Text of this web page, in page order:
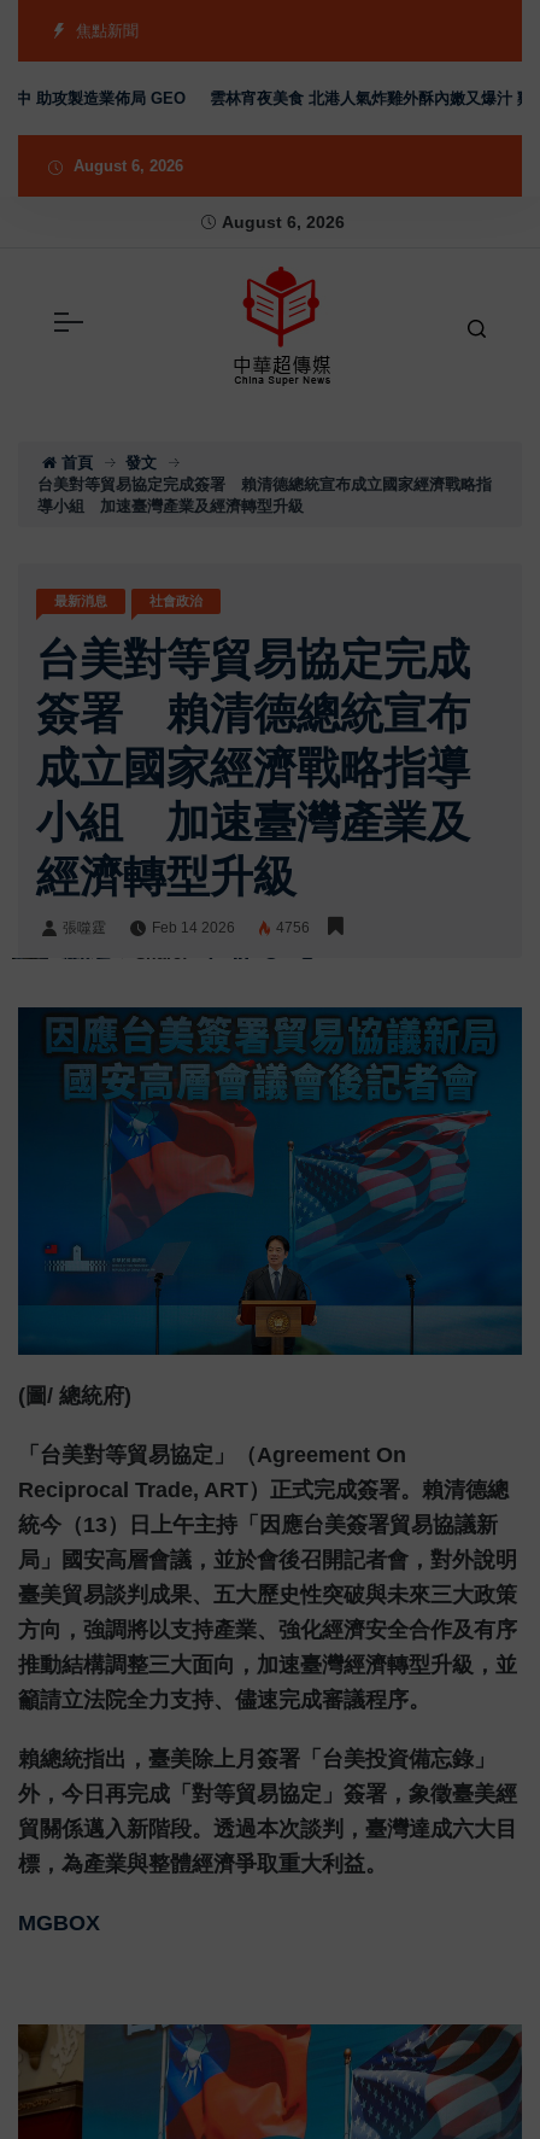
焦點新聞
製造業佈局 GEO 雲林宵夜美食 北港人氣炸雞外酥內嫩又爆汁 雞排、小
August 6, 2026
August 6, 2026
首頁
發文
台美對等貿易協定完成簽署 賴清德總統宣布成立國家經濟戰略指
導小組 加速臺灣產業及經濟轉型升級
最新消息 社會政治
台美對等貿易協定完成
簽署 賴清德總統宣布
成立國家經濟戰略指導
小組 加速臺灣產業及
經濟轉型升級
張噬霆 Feb 14 2026 4756
(圖/ 總統府)
「台美對等貿易協定」（Agreement On
Reciprocal Trade, ART）正式完成簽署。賴清德總
統今（13）日上午主持「因應台美簽署貿易協議新
局」國安高層會議，並於會後召開記者會，對外說明
臺美貿易談判成果、五大歷史性突破與未來三大政策
方向，強調將以支持產業、強化經濟安全合作及有序
推動結構調整三大面向，加速臺灣經濟轉型升級，並
籲請立法院全力支持、儘速完成審議程序。
賴總統指出，臺美除上月簽署「台美投資備忘錄」
外，今日再完成「對等貿易協定」簽署，象徵臺美經
貿關係邁入新階段。透過本次談判，臺灣達成六大目
標，為產業與整體經濟爭取重大利益。
MGBOX